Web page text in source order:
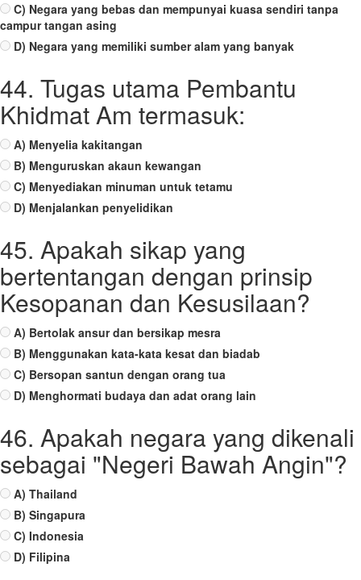
C) Negara yang bebas dan mempunyai kuasa sendiri tanpa
campur tangan asing
D) Negara yang memiliki sumber alam yang banyak
44. Tugas utama Pembantu
Khidmat Am termasuk:
A) Menyelia kakitangan
B) Menguruskan akaun kewangan
C) Menyediakan minuman untuk tetamu
D) Menjalankan penyelidikan
45. Apakah sikap yang
bertentangan dengan prinsip
Kesopanan dan Kesusilaan?
A) Bertolak ansur dan bersikap mesra
B) Menggunakan kata-kata kesat dan biadab
C) Bersopan santun dengan orang tua
D) Menghormati budaya dan adat orang lain
46. Apakah negara yang dikenali
sebagai "Negeri Bawah Angin"?
A) Thailand
B) Singapura
C) Indonesia
D) Filipina